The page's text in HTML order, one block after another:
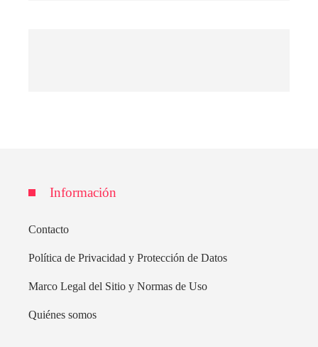
Información
Contacto
Política de Privacidad y Protección de Datos
Marco Legal del Sitio y Normas de Uso
Quiénes somos